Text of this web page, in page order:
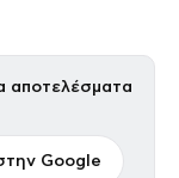
αποτελέσματα
Google